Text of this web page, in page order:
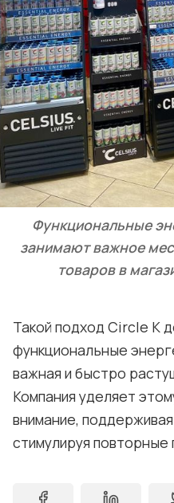
Функциональные
занимают важное
товаров в
Такой подход Circle K
функциональные
важная и быстро
Компания уделяет
внимание,
стимулируя повторные